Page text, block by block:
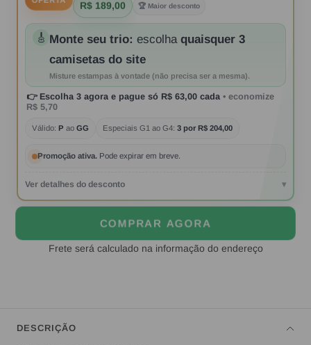
R$ 189,00
🏆 Maior desconto
🎸 Monte seu trio: escolha quaisquer 3
camisetas do site
Misture estampas à vontade (não precisa ser a mesma).
👉 Escolha 3 agora e pague só R$ 63,00 cada • economize
R$ 5,70
Válido: P ao GG Especiais G1 ao G4: 3 por R$ 204,00
Promoção ativa. Pode expirar em breve.
Ver detalhes do desconto ▾
COMPRAR AGORA
Frete será calculado na informação do endereço
DESCRIÇÃO